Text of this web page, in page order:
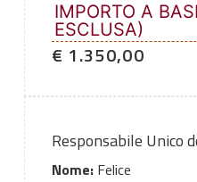
IMPORTO A
ESCLUSA)
€ 1.350,00
Responsabile Unico
Nome:Felice